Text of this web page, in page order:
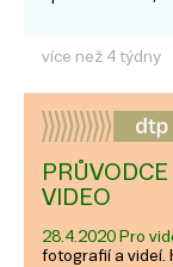
více než 4 týdny
VIDEO
28.4.2020 Pro
fotografií a videí.